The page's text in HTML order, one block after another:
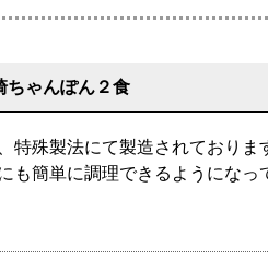
ちゃんぽん２食
特殊製法にて製造されており
も簡単に調理できるようになっ